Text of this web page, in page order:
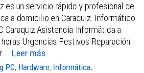
a
t
s
p
es un servicio rápido y profesional de
a domicilio en Caraquiz. Informático
Caraquiz Asistencia Informática a
Urgencias Festivos Reparación
… Leer más
PC, Hardware, Informática,